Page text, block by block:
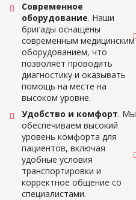
Современное
оборудование. Наши
бригады оснащены
современным медицинским
оборудованием, что
позволяет проводить
диагностику и оказывать
помощь на месте на
высоком уровне.
Удобство и комфорт. Мы
обеспечиваем высокий
уровень комфорта для
пациентов, включая
удобные условия
транспортировки и
корректное общение со
специалистами.